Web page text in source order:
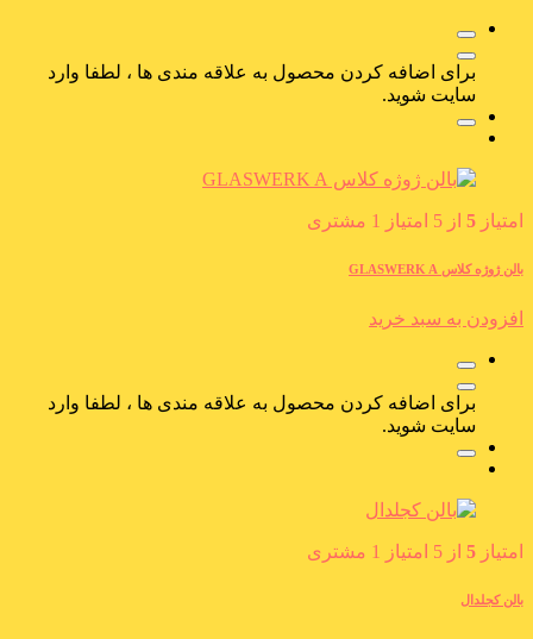
برای اضافه کردن محصول به علاقه مندی ها ، لطفا وارد
سایت شوید.
امتیاز 5 از 5 امتیاز 1 مشتری
بالن ژوژه کلاس GLASWERK A
افزودن به سبد خرید
برای اضافه کردن محصول به علاقه مندی ها ، لطفا وارد
سایت شوید.
امتیاز 5 از 5 امتیاز 1 مشتری
بالن کجلدال